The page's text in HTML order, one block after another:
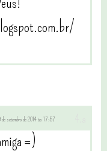
de setembro de 2014 às 17:57
=)